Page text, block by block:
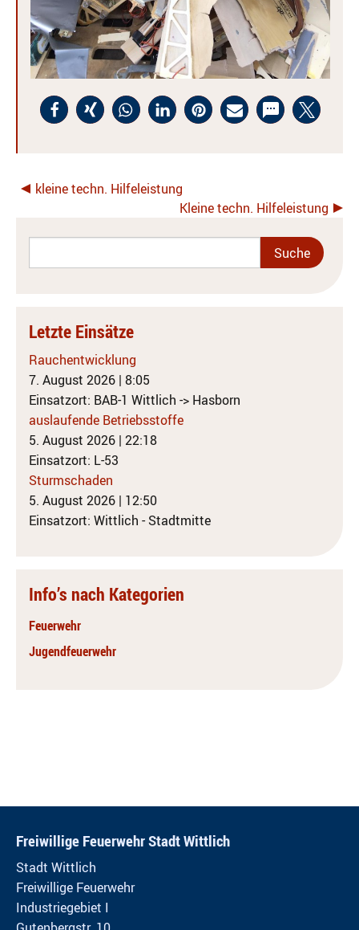
kleine techn. Hilfeleistung
Kleine techn. Hilfeleistung
Letzte Einsätze
Rauchentwicklung
7. August 2026 | 8:05
Einsatzort: BAB-1 Wittlich -> Hasborn
auslaufende Betriebsstoffe
5. August 2026 | 22:18
Einsatzort: L-53
Sturmschaden
5. August 2026 | 12:50
Einsatzort: Wittlich - Stadtmitte
Info’s nach Kategorien
Feuerwehr
Jugendfeuerwehr
Freiwillige Feuerwehr Stadt Wittlich
Stadt Wittlich
Freiwillige Feuerwehr
Industriegebiet I